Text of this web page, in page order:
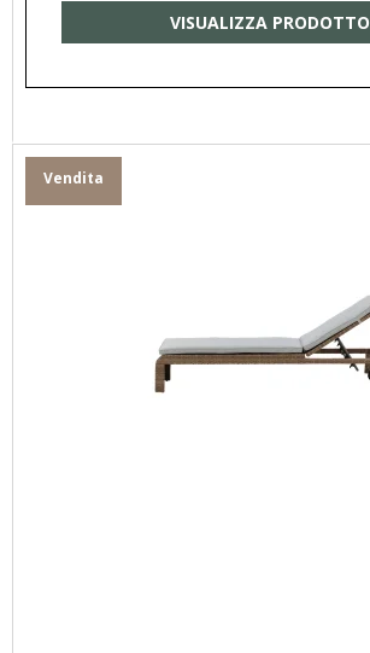
VISUALIZZA PRODOTTO
Vendita